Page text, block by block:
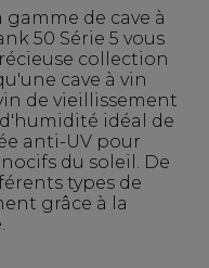
gamme de cave à
50 Série 5 vous
collection
cave à vin
de vieillissement
idéal de
anti-UV pour
du soleil. De
types de
grâce à la